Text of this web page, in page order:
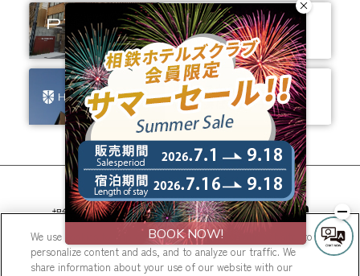
ありそうでなかった、
ちょっと新しいカタチ。
ビジネスからレジャーまで、
幅広く選ばれるホテルへ。
相鉄ホテルズ 公式SNS
We use cookies to improve your experience on our website, to
personalize content and ads, and to analyze our traffic. We
share information about your use of our website with our